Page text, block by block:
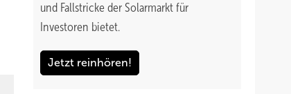
und Fallstricke der Solarmarkt für
Investoren bietet.
Jetzt reinhören!